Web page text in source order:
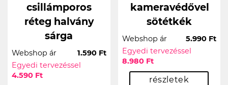
csillámporos
réteg halvány
sárga
Webshop ár
1.590 Ft
Egyedi tervezéssel
4.590 Ft
kameravédővel
sötétkék
Webshop ár
5.990 Ft
Egyedi tervezéssel
8.980 Ft
részletek